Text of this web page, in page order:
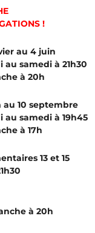
!
au 4 juin
au samedi à 21h30
à 20h
au 10 septembre
au samedi à 19h45
à 17h
13 et 15
à 20h